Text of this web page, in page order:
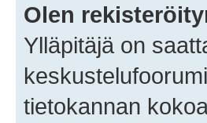
Olen
Ylläpitäjä on
tietokannan